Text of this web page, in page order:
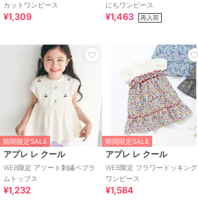
カットワンピース
¥1,309
にちワンピース
¥1,463 再入荷
期間限定SALE
アプレ レ クール
WEB限定 アソート刺繍ペプラ
ムトップス
¥1,232
期間限定SALE
アプレ レ クール
WEB限定 フラワードッキング
ワンピース
¥1,584